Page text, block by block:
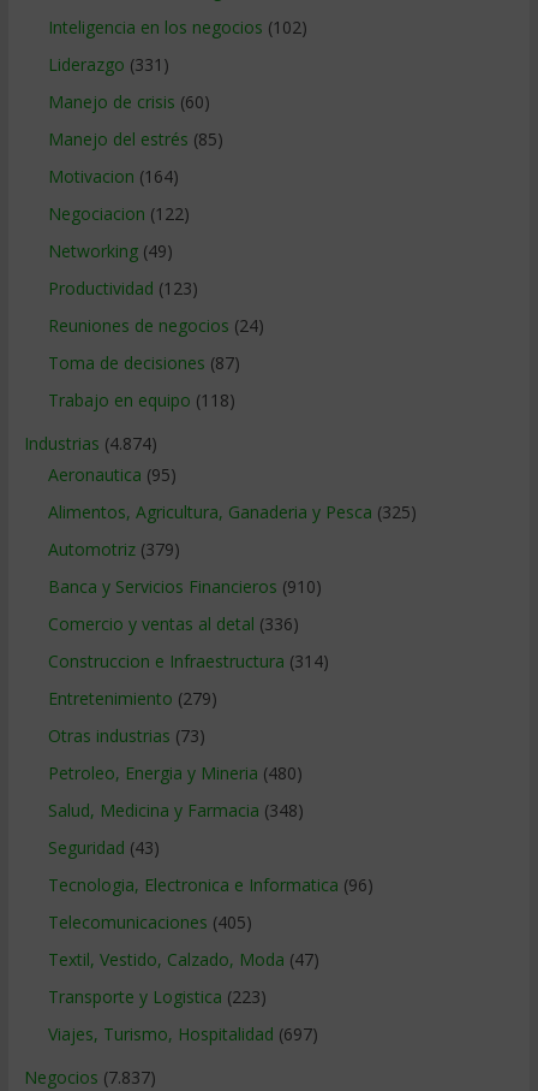
Inteligencia en los negocios (102)
Liderazgo (331)
Manejo de crisis (60)
Manejo del estrés (85)
Motivacion (164)
Negociacion (122)
Networking(49)
Productividad (123)
Reuniones de negocios (24)
Toma de decisiones (87)
Trabajo en equipo (118)
Industrias (4.874)
Aeronautica (95)
Alimentos, Agricultura, Ganaderia y Pesca (325)
Automotriz(379)
Banca y Servicios Financieros (910)
Comercio y ventas al detal (336)
Construccion e Infraestructura (314)
Entretenimiento (279)
Otras industrias (73)
Petroleo, Energia y Mineria (480)
Salud, Medicina y Farmacia (348)
Seguridad (43)
Tecnologia, Electronica e Informatica (96)
Telecomunicaciones (405)
Textil, Vestido, Calzado, Moda (47)
Transporte y Logistica (223)
Viajes, Turismo, Hospitalidad (697)
Negocios (7.837)